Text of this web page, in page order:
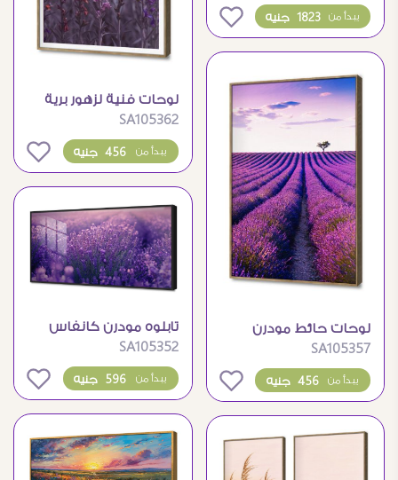
1823 جنيه يبدأ من 0
لوحات فنية لزهور برية
ملونة لديكور المنزل
SA105362
456 جنيه يبدأ من
لوحات حائط مودرن
لحقول اللافندر الساحرة
SA105357
456 جنيه يبدأ من
تابلوه مودرن كانفاس
حقول اللافندر
البنفسجية الرائعة
SA105352
596 جنيه يبدأ من 0